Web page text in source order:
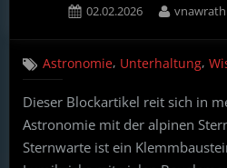
Posted
02.02.2026 By
vnawrath
Astronomie, Unterhaltung,
Dieser Blockartikel reit sich in
Astronomie mit der alpinen
Sternwarte ist ein